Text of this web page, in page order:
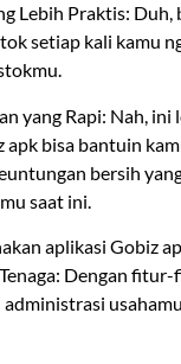
Lebih Praktis:
setiap kali kamu
yang Rapi: Nah,
apk bisa bantuin
bersih
saat ini.
aplikasi Gobiz
Dengan